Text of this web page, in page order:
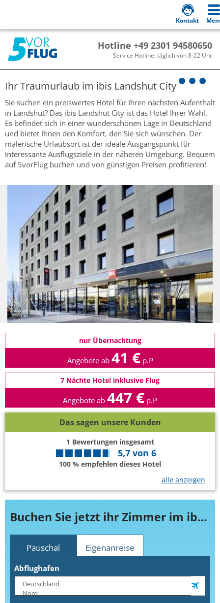
Hotline +49 2301 94580650
Service Hotline: täglich von 8-22 Uhr
Kontakt
Ihr Traumurlaub im ibis Landshut City
Sie suchen ein preiswertes Hotel für Ihren nächsten Aufenthalt
in Landshut? Das ibis Landshut City ist das Hotel Ihrer Wahl.
Es befindet sich in einer wunderschönen Lage in Deutschland
und bietet Ihnen den Komfort, den Sie sich wünschen. Der
malerische Urlaubsort ist der ideale Ausgangspunkt für
interessante Ausflugsziele in der näheren Umgebung. Bequem
auf 5vorFlug buchen und von günstigen Preisen profitieren!
nur Übernachtung
Angebote ab 41 € p.P
7 Nächte Hotel inklusive Flug
Angebote ab 447 € p.P
Das sagen unsere Kunden
1 Bewertungen insgesamt
5,7 von 6
100 % empfehlen dieses Hotel
alle anzeigen
Buchen Sie jetzt ihr Zimmer im ibis Landshut City
Pauschal Eigenanreise
Abflughafen